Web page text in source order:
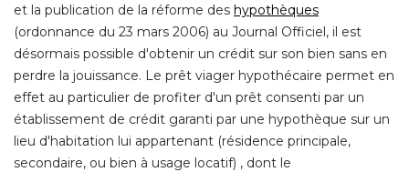
et la publication de la réforme des hypothèques
(ordonnance du 23 mars 2006) au Journal Officiel, il est
désormais possible d'obtenir un crédit sur son bien sans en
perdre la jouissance. Le prêt viager hypothécaire permet en
effet au particulier de profiter d'un prêt consenti par un
établissement de crédit garanti par une hypothèque sur un
lieu d'habitation lui appartenant (résidence principale,
secondaire, ou bien à usage locatif) , dont le